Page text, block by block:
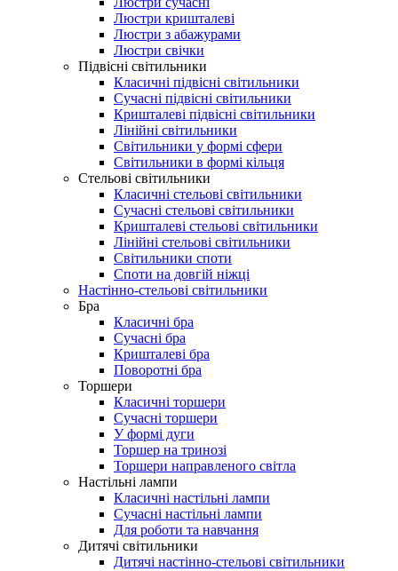
Люстри кришталеві
Люстри з абажурами
Люстри свічки
Підвісні світильники
Класичні підвісні світильники
Сучасні підвісні світильники
Кришталеві підвісні світильники
Лінійні світильники
Світильники у формі сфери
Світильники в формі кільця
Стельові світильники
Класичні стельові світильники
Сучасні стельові світильники
Кришталеві стельові світильники
Лінійні стельові світильники
Світильники споти
Споти на довгій ніжці
Настінно-стельові світильники
Бра
Класичні бра
Сучасні бра
Кришталеві бра
Поворотні бра
Торшери
Класичні торшери
Сучасні торшери
У формі дуги
Торшер на тринозі
Торшери направленого світла
Настільні лампи
Класичні настільні лампи
Сучасні настільні лампи
Для роботи та навчання
Дитячі світильники
Дитячі настінно-стельові світильники